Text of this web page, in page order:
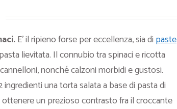
E’ il ripieno forse per eccellenza, sia di paste
lievitata. Il connubio tra spinaci e ricotta
nonché calzoni morbidi e gustosi.
una torta salata a base di pasta di
ottenere un prezioso contrasto fra il croccante